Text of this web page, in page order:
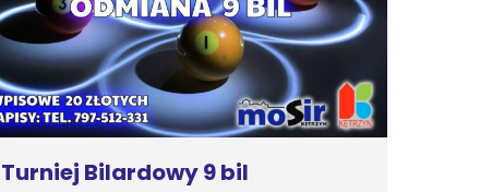
Turniej Bilardowy 9 bil